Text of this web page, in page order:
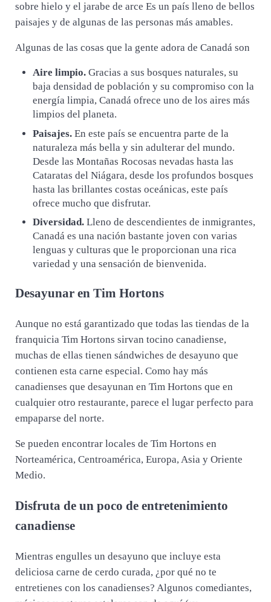
sobre hielo y el jarabe de arce Es un país lleno de bellos
paisajes y de algunas de las personas más amables.
Algunas de las cosas que la gente adora de Canadá son
Aire limpio. Gracias a sus bosques naturales, su
baja densidad de población y su compromiso con la
energía limpia, Canadá ofrece uno de los aires más
limpios del planeta.
Paisajes. En este país se encuentra parte de la
naturaleza más bella y sin adulterar del mundo.
Desde las Montañas Rocosas nevadas hasta las
Cataratas del Niágara, desde los profundos bosques
hasta las brillantes costas oceánicas, este país
ofrece mucho que disfrutar.
Diversidad.Lleno de descendientes de inmigrantes,
Canadá es una nación bastante joven con varias
lenguas y culturas que le proporcionan una rica
variedad y una sensación de bienvenida.
Desayunar en Tim Hortons
Aunque no está garantizado que todas las tiendas de la
franquicia Tim Hortons sirvan tocino canadiense,
muchas de ellas tienen sándwiches de desayuno que
contienen esta carne especial. Como hay más
canadienses que desayunan en Tim Hortons que en
cualquier otro restaurante, parece el lugar perfecto para
empaparse del norte.
Se pueden encontrar locales de Tim Hortons en
Norteamérica, Centroamérica, Europa, Asia y Oriente
Medio.
Disfruta de un poco de entretenimiento
canadiense
Mientras engulles un desayuno que incluye esta
deliciosa carne de cerdo curada, ¿por qué no te
entretienes con los canadienses? Algunos comediantes,